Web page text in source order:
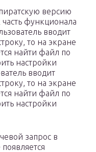
версию
функционала
вводит
то на экране
найти файл по
настройки
вводит
то на экране
найти файл по
настройки
запрос в